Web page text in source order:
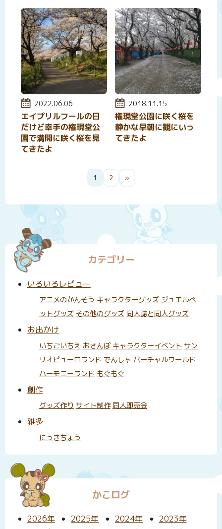
投稿日:
2022.06.06
エイプリルフールの日
だけど幸手の権現堂公
園で満開に咲く桜を見
てきたよ
投稿日:
2018.11.15
権現堂公園に咲く桜を
静かな早朝に観にいっ
てきたよ
の
ジ
送
り
1 2 »
カテゴリー
いろいろレビュー
アニメのかんそう キャラクターグッズ ジュエルペ
ットグッズ その他のグッズ 同人誌と同人グッズ
お出かけ
いちごいちえ おさんぽ キャラクターイベント サン
リオピューロランド でんしゃ バーチャルワールド
ハーモニーランド もぐもぐ
創作
グッズ作り サイト制作 同人即売会
雑多
にっきちょう
かこログ
2026年 2025年 2024年
2023年